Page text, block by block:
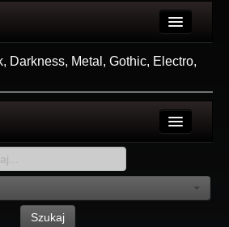
Darkness, Metal, Gothic, Electro,
Szukaj